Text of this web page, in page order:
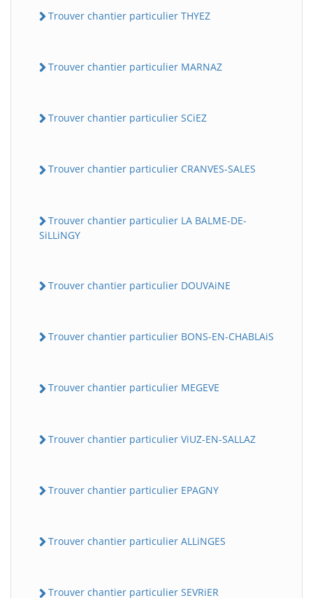
Trouver chantier particulier THYEZ
Trouver chantier particulier MARNAZ
Trouver chantier particulier SCiEZ
Trouver chantier particulier CRANVES-SALES
Trouver chantier particulier LA BALME-DE-
SiLLiNGY
Trouver chantier particulier DOUVAiNE
Trouver chantier particulier BONS-EN-CHABLAiS
Trouver chantier particulier MEGEVE
Trouver chantier particulier ViUZ-EN-SALLAZ
Trouver chantier particulier EPAGNY
Trouver chantier particulier ALLiNGES
Trouver chantier particulier SEVRiER